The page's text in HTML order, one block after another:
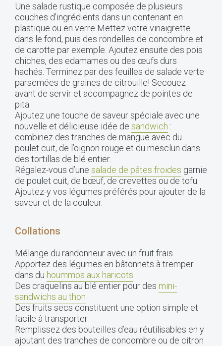
Une salade rustique composée de plusieurs
couches d’ingrédients dans un contenant en
plastique ou en verre Mettez votre vinaigrette
dans le fond, puis des rondelles de concombre et
de carotte par exemple. Ajoutez ensuite des pois
chiches, des edamames ou des œufs durs
hachés. Terminez par des feuilles de salade verte
parsemées de graines de citrouille! Secouez
avant de servir et accompagnez de pointes de
pita.
Ajoutez une touche de saveur spéciale avec une
nouvelle et délicieuse idée de sandwich :
combinez des tranches de mangue avec du
poulet cuit, de l’oignon rouge et du mesclun dans
des tortillas de blé entier.
Régalez-vous d’une salade de pâtes froides garnie
de poulet cuit, de bœuf, de crevettes ou de tofu.
Ajoutez-y vos légumes préférés pour ajouter de la
saveur et de la couleur.
Collations
Mélange du randonneur avec un fruit frais
Apportez des légumes en bâtonnets à tremper
dans du hoummos aux haricots
Des craquelins au blé entier pour des mini-
sandwichs au thon
Des fruits secs constituent une option simple et
facile à transporter
Remplissez des bouteilles d’eau réutilisables en y
ajoutant des tranches de concombre ou de citron